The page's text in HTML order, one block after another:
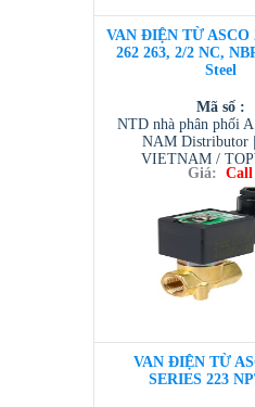
VAN ĐIỆN TỪ ASCO
262 263, 2/2 NC,
Steel
Mã số :
NTD nhà phân phối
NAM Distributor
VIETNAM /
VIETNAM /
/ TESCOM
Giá: Call
VAN ĐIỆN TỪ
SERIES 223